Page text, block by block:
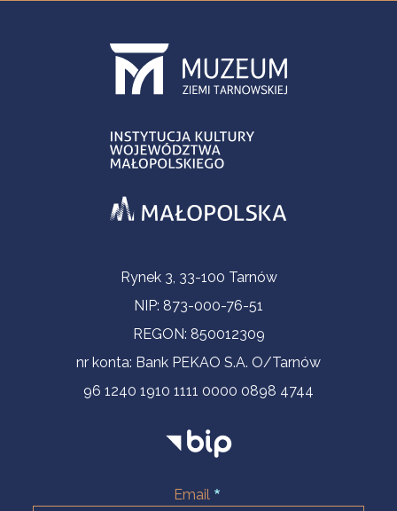
Informacje kontaktoweRynek 3, 33-100 Tarnów
NIP: 873-000-76-51
REGON: 850012309
nr konta: Bank PEKAO S.A. O/Tarnów
96 1240 1910 1111 0000 0898 4744
Email